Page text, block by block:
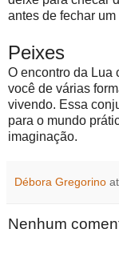
antes de fechar
Peixes
O encontro da Lua
você de várias
vivendo. Essa
para o mundo
imaginação.
Débora Gregorino at
Nenhum